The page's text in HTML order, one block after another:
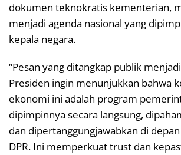
dokumen teknokratis kementerian,
menjadi agenda nasional yang
kepala negara.
“Pesan yang ditangkap publik
Presiden ingin menunjukkan bahwa
ekonomi ini adalah program
dipimpinnya secara langsung,
dan dipertanggungjawabkan di
DPR. Ini memperkuat trust dan